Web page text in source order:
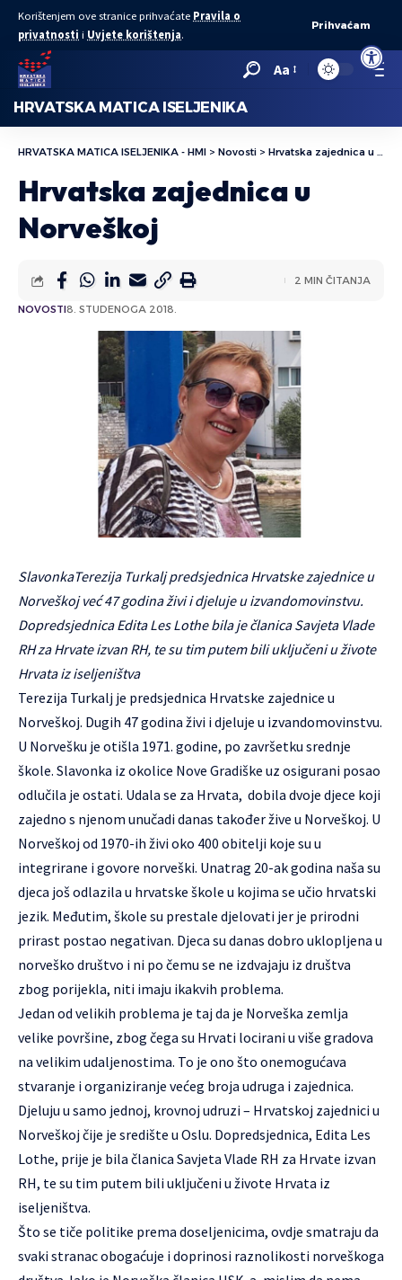
Open
Korištenjem ove stranice prihvaćate Pravila o
privatnosti i Uvjete korištenja.
Prihvaćam
Aa
HRVATSKA MATICA ISELJENIKA
HRVATSKA MATICA ISELJENIKA - HMI > Novosti > Hrvatska zajednica u Norveškoj
Hrvatska zajednica u
Norveškoj
NOVOSTI8. STUDENOGA 2018.
2 MIN ČITANJA
SlavonkaTerezija Turkalj predsjednica Hrvatske zajednice u
Norveškoj već 47 godina živi i djeluje u izvandomovinstvu.
Dopredsjednica Edita Les Lothe bila je članica Savjeta Vlade
RH za Hrvate izvan RH, te su tim putem bili uključeni u živote
Hrvata iz iseljeništva
Terezija Turkalj je predsjednica Hrvatske zajednice u
Norveškoj. Dugih 47 godina živi i djeluje u izvandomovinstvu.
U Norvešku je otišla 1971. godine, po završetku srednje
škole. Slavonka iz okolice Nove Gradiške uz osigurani posao
odlučila je ostati. Udala se za Hrvata, dobila dvoje djece koji
zajedno s njenom unučadi danas također žive u Norveškoj. U
Norveškoj od 1970-ih živi oko 400 obitelji koje su u
integrirane i govore norveški. Unatrag 20-ak godina naša su
djeca još odlazila u hrvatske škole u kojima se učio hrvatski
jezik. Međutim, škole su prestale djelovati jer je prirodni
prirast postao negativan. Djeca su danas dobro uklopljena u
norveško društvo i ni po čemu se ne izdvajaju iz društva
zbog porijekla, niti imaju ikakvih problema.
Jedan od velikih problema je taj da je Norveška zemlja
velike površine, zbog čega su Hrvati locirani u više gradova
na velikim udaljenostima. To je ono što onemogućava
stvaranje i organiziranje većeg broja udruga i zajednica.
Djeluju u samo jednoj, krovnoj udruzi – Hrvatskoj zajednici u
Norveškojčije je središte u Oslu. Dopredsjednica, Edita Les
Lothe, prije je bila članica Savjeta Vlade RH za Hrvate izvan
RH, te su tim putem bili uključeni u živote Hrvata iz
iseljeništva.
Što se tiče politike prema doseljenicima, ovdje smatraju da
svaki stranac obogaćuje i doprinosi raznolikosti norveškoga